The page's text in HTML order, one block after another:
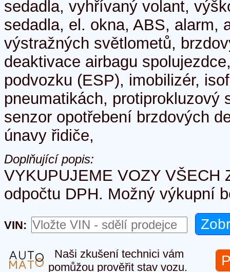
sedadla, vyhřívaný volant,
sedadla, el. okna, ABS, alarm,
výstražných světlometů,
deaktivace airbagu
podvozku (ESP), imobilizér,
pneumatikách, protiprokluzový
senzor opotřebení brzdových
únavy řidiče,
Doplňující popis:
VYKUPUJEME VOZY VŠECH
odpočtu DPH. Možný výkupní
VIN:
Naši zkušení technici vám
pomůžou prověřit stav vozu.